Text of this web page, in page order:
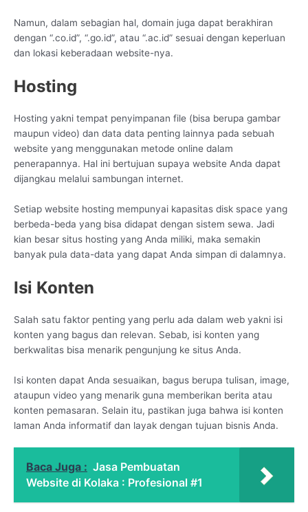
Namun, dalam sebagian hal, domain juga dapat berakhiran
dengan “.co.id”, “.go.id”, atau “.ac.id” sesuai dengan keperluan
dan lokasi keberadaan website-nya.
Hosting
Hosting yakni tempat penyimpanan file (bisa berupa gambar
maupun video) dan data data penting lainnya pada sebuah
website yang menggunakan metode online dalam
penerapannya. Hal ini bertujuan supaya website Anda dapat
dijangkau melalui sambungan internet.
Setiap website hosting mempunyai kapasitas disk space yang
berbeda-beda yang bisa didapat dengan sistem sewa. Jadi
kian besar situs hosting yang Anda miliki, maka semakin
banyak pula data-data yang dapat Anda simpan di dalamnya.
Isi Konten
Salah satu faktor penting yang perlu ada dalam web yakni isi
konten yang bagus dan relevan. Sebab, isi konten yang
berkwalitas bisa menarik pengunjung ke situs Anda.
Isi konten dapat Anda sesuaikan, bagus berupa tulisan, image,
ataupun video yang menarik guna memberikan berita atau
konten pemasaran. Selain itu, pastikan juga bahwa isi konten
laman Anda informatif dan layak dengan tujuan bisnis Anda.
Baca Juga : Jasa Pembuatan
Website di Kolaka : Profesional #1